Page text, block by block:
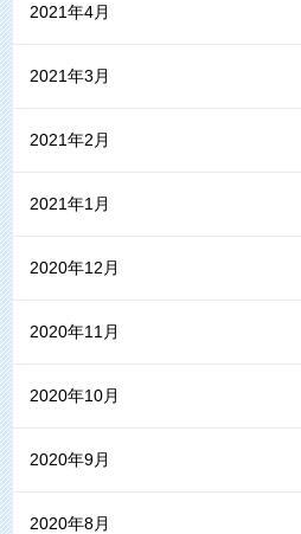
2021年4月
2021年3月
2021年2月
2021年1月
2020年12月
2020年11月
2020年10月
2020年9月
2020年8月